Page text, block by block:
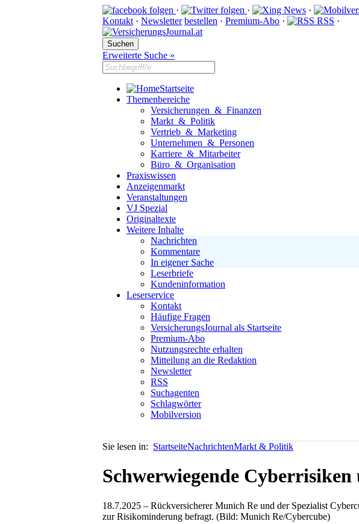
· ·
·
Kontakt · Newsletter bestellen · Premium-Abo · RSS ·
Erweiterte Suche »
Startseite
Themenbereiche
Versicherungen & Finanzen
Markt & Politik
Vertrieb & Marketing
Unternehmen & Personen
Karriere & Mitarbeiter
Büro & Organisation
Praxiswissen
Anzeigenmarkt
Veranstaltungen
VJ Spezial
Originaltexte
Weitere Inhalte
Nachrichten
Kommentare
In eigener Sache
Leserbriefe
Kundeninformation
Leserservice
Kontakt
Häufige Fragen
VersicherungsJournal als Startseite
Premium-Abo
Nutzungsrechte erhalten
Mitteilung an die Redaktion
Newsletter
RSS
Suchagenten
Schlagwörter
Mobilversion
Sie lesen in: StartseiteNachrichtenMarkt & Politik
Schwerwiegende
18.7.2025 – Rückversicherer Munich Re und der Spezialist
zur Risikominderung befragt. (Bild: Munich Re/Cybercube)